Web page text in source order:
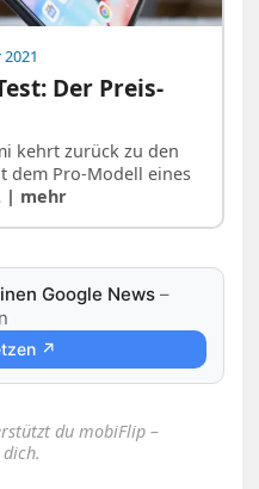
Der Preis-
kehrt zurück zu den
dem Pro-Modell eines
| mehr
Google News –
↗
du mobiFlip –